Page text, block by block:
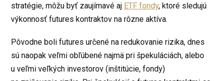
stratégie, môžu byť zaujímavé aj ETF fondy, ktoré sledujú
výkonnosť futures kontraktov na rôzne aktíva.
Pôvodne boli futures určené na redukovanie rizika, dnes
sú naopak veľmi obľúbené najmä pri špekuláciách, alebo
u veľmi veľkých investorov (inštitúcie, fondy)